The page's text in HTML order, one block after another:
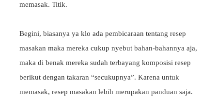
memasak. Titik.
Begini, biasanya ya klo ada pembicaraan tentang resep
masakan maka mereka cukup nyebut bahan-bahannya aja,
maka di benak mereka sudah terbayang komposisi resep
berikut dengan takaran “secukupnya”. Karena untuk
memasak, resep masakan lebih merupakan panduan saja.